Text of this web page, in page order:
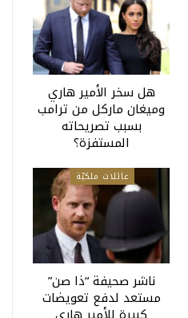
هل سخر الأمير هاري
وميغان ماركل من ترامب
بسبب تصريحاته
المستفزة؟
عائلات ملكيّة
ناشر صحيفة “ذا صن”
مستعد لدفع تعويضات